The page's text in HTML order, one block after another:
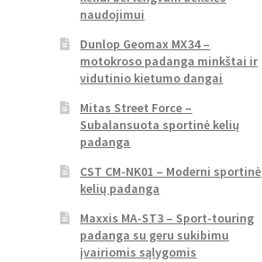
naudojimui
Dunlop Geomax MX34 –
motokroso padanga minkštai ir
vidutinio kietumo dangai
Mitas Street Force –
Subalansuota sportinė kelių
padanga
CST CM-NK01 – Moderni sportinė
kelių padanga
Maxxis MA-ST3 – Sport-touring
padanga su geru sukibimu
įvairiomis sąlygomis